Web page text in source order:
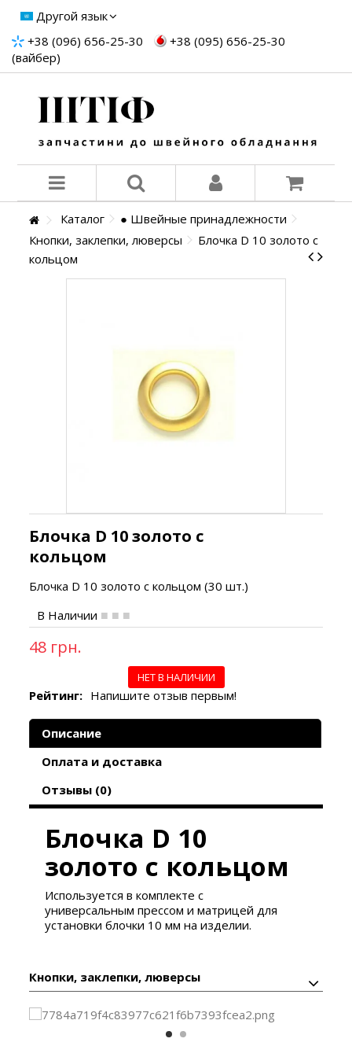
Другой язык
+38 (096) 656-25-30
+38 (095) 656-25-30
(вайбер)
Каталог
● Швейные принадлежности
Кнопки, заклепки, люверсы
Блочка D 10 золото с
кольцом
Блочка D 10 золото с
кольцом
Блочка D 10 золото с кольцом (30 шт.)
В Наличии
48 грн.
НЕТ В НАЛИЧИИ
Рейтинг: Напишите отзыв первым!
Описание
Оплата и доставка
Отзывы (0)
Блочка D 10
золото с кольцом
Используется в комплекте с
универсальнымпрессом и матрицей для
установкиблочки 10 ммна изделии.
Кнопки, заклепки, люверсы